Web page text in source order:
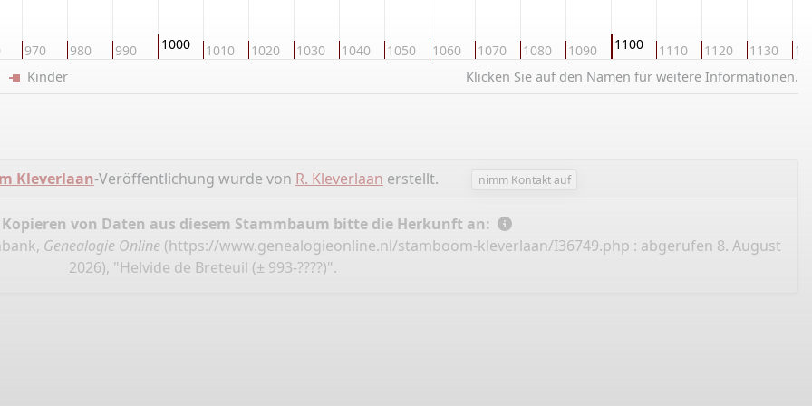
970 980 990 1000 1010 1020 1030 1040 1050 1060 1070 1080 1090 1100 1110 1120 1130
Klicken Sie auf den Namen für weitere Informationen.
Kinder
Kleverlaan-Veröffentlichung wurde von R. Kleverlaan erstellt. nimm Kontakt auf
Kopieren von Daten aus diesem Stammbaum bitte die Herkunft an:
Genealogie Online (https://www.genealogieonline.nl/stamboom-kleverlaan/I36749.php : abgerufen 8. August
2026), "Helvide de Breteuil (± 993-????)".